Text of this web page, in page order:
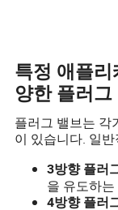
특정 애플
양한 플러
플러그 밸브는 각
이 있습니다. 일
3방향 플러
을 유도하
4방향 플러